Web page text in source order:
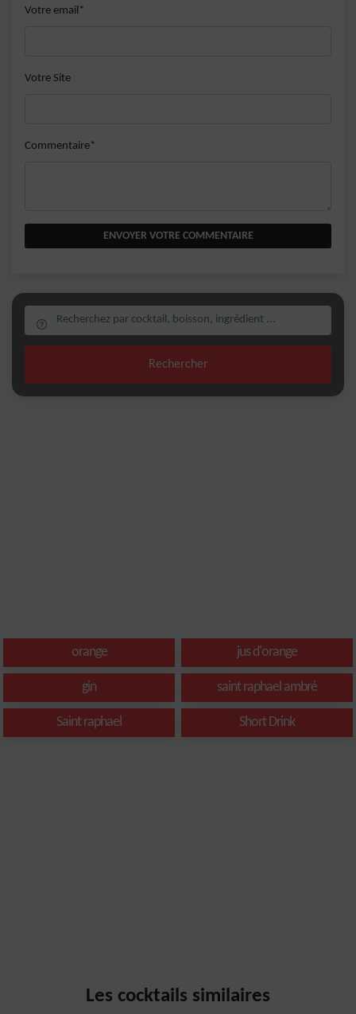
Votre email*
Votre Site
Commentaire*
ENVOYER VOTRE COMMENTAIRE
Rechercher
orange jus d'orange
gin saint raphael ambré
Saint raphael Short Drink
Les cocktails similaires